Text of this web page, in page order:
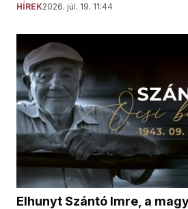
HÍREK2026. júl. 19. 11:44
Elhunyt Szántó Imre, a